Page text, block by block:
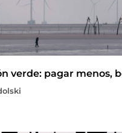
verde: pagar menos,